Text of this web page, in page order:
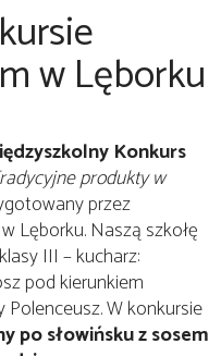
w Lęborku
Konkurs
produkty w
przez
Lęborku. Naszą szkołę
III – kucharz:
pod kierunkiem
W konkursie
po słowińsku z sosem